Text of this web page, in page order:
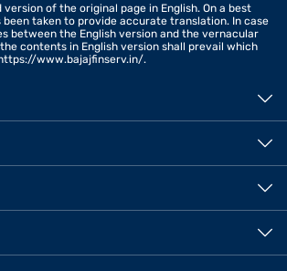
of the original page in English. On a best
been taken to provide accurate translation. In case
between the English version and the vernacular
contents in English version shall prevail which
www.bajajfinserv.in/.